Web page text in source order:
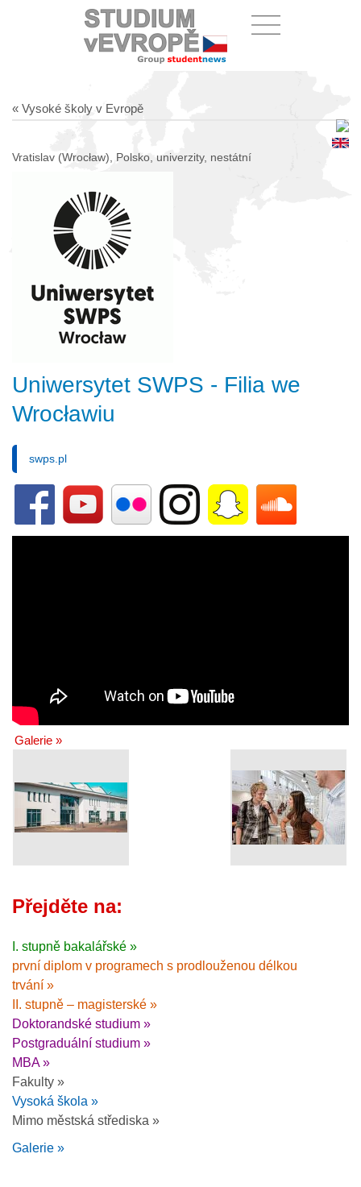
« Vysoké školy v Evropě
Vratislav (Wrocław), Polsko, univerzity, nestátní
Uniwersytet SWPS - Filia we
Wrocławiu
swps.pl
Galerie »
Přejděte na:
I. stupně bakalářské »
první diplom v programech s prodlouženou délkou
trvání »
II. stupně – magisterské »
Doktorandské studium »
Postgraduální studium »
MBA »
Fakulty »
Vysoká škola »
Mimo městská střediska »
Galerie »